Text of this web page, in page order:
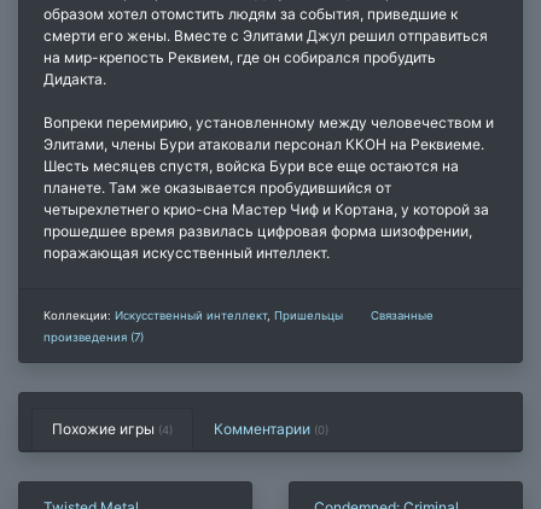
образом хотел отомстить людям за события, приведшие к
смерти его жены. Вместе с Элитами Джул решил отправиться
на мир-крепость Реквием, где он собирался пробудить
Дидакта.
Вопреки перемирию, установленному между человечеством и
Элитами, члены Бури атаковали персонал ККОН на Реквиеме.
Шесть месяцев спустя, войска Бури все еще остаются на
планете. Там же оказывается пробудившийся от
четырехлетнего крио-сна Мастер Чиф и Кортана, у которой за
прошедшее время развилась цифровая форма шизофрении,
поражающая искусственный интеллект.
Коллекции: Искусственный интеллект, Пришельцы
Связанные
произведения (7)
Похожие игры (4) Комментарии (0)